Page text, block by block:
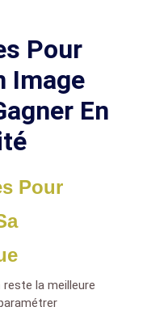
Pour
Image
En
Pour
reste la meilleure